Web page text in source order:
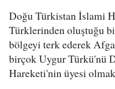
Doğu Türkistan İslami
Türklerinden oluştuğu
bölgeyi terk ederek
birçok Uygur Türkü'nü
Hareketi'nin üyesi